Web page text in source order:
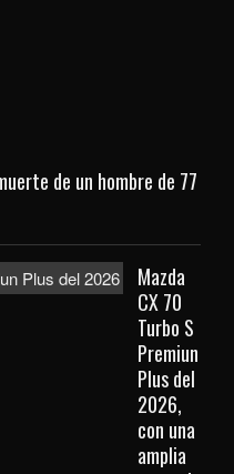
de un hombre de 77
Mazda
CX 70
Turbo S
Premiun
Plus del
2026,
con una
amplia